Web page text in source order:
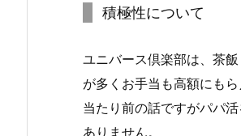
積極性について
ユニバース倶楽部は、茶
が多くお手当も高額にもら
当たり前の話ですがパパ
ありません。